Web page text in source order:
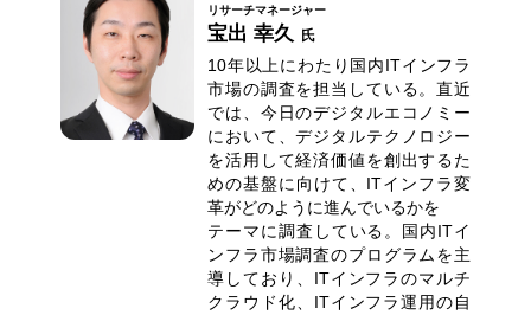
リサーチマネージャー
宝出 幸久 氏
10年以上にわたり国内ITインフラ
市場の調査を担当している。直近
では、今日のデジタルエコノミー
において、デジタルテクノロジー
を活用して経済価値を創出するた
めの基盤に向けて、ITインフラ変
革がどのように進んでいるかを
テーマに調査している。国内ITイ
ンフラ市場調査のプログラムを主
導しており、ITインフラのマルチ
クラウド化、ITインフラ運用の自